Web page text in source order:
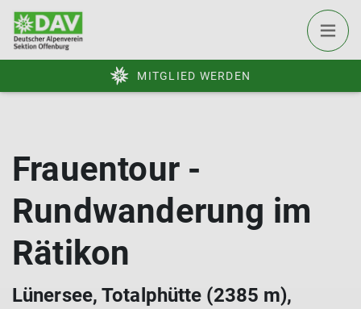
MITGLIED WERDEN
Frauentour -
Rundwanderung im
Rätikon
Lünersee, Totalphütte (2385 m),